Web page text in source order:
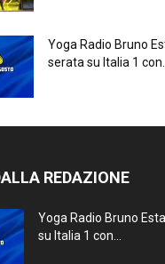
Yoga Radio Bruno
serata su Italia 1
REDAZIONE
Yoga Radio Bruno
su Italia 1 con...